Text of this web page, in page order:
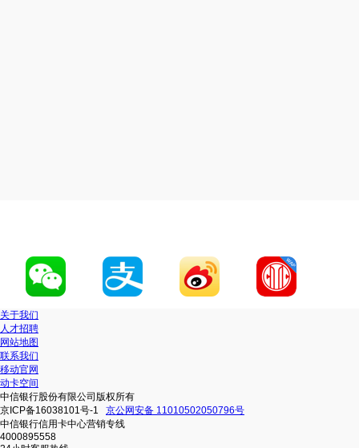
关于我们
人才招聘
网站地图
联系我们
移动官网
动卡空间
中信银行股份有限公司版权所有
京ICP备16038101号-1
京公网安备 11010502050796号
中信银行信用卡中心营销专线
4000895558